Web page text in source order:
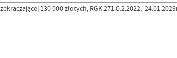
130 000 złotych, RGK.271.0.2.2022,